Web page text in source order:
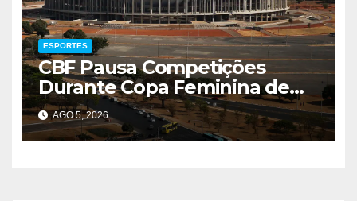
ESPORTES
CBF Pausa Competições
Durante Copa Feminina de
2027
AGO 5, 2026